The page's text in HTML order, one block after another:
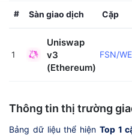
# Sàn giao dịch Cặp
1
Uniswap
v3
(Ethereum)
FSN/
Thông tin thị trường
Bảng dữ liệu thể hiện Top 1